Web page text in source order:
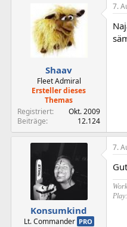
Shaav
Fleet Admiral
Ersteller dieses
Themas
Registriert
Okt. 2009
Beiträge
12.124
7.
Konsumkind
Lt. Commander PRO
7.